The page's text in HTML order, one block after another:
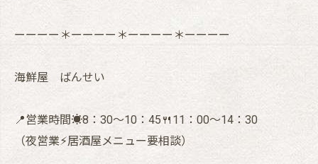
ーーーー＊ーーーー＊ーーーー＊ーーーー
海鮮屋 ばんせい
📍営業時間☀️8：30〜10：45🍴11：00〜14：30
（夜営業⚡︎居酒屋メニュー要相談）